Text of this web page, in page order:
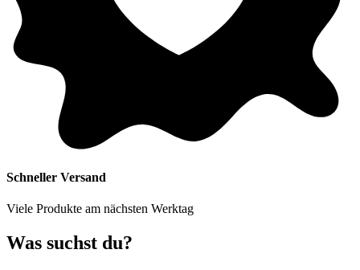
Schneller Versand
Viele Produkte am nächsten Werktag
Was suchst du?